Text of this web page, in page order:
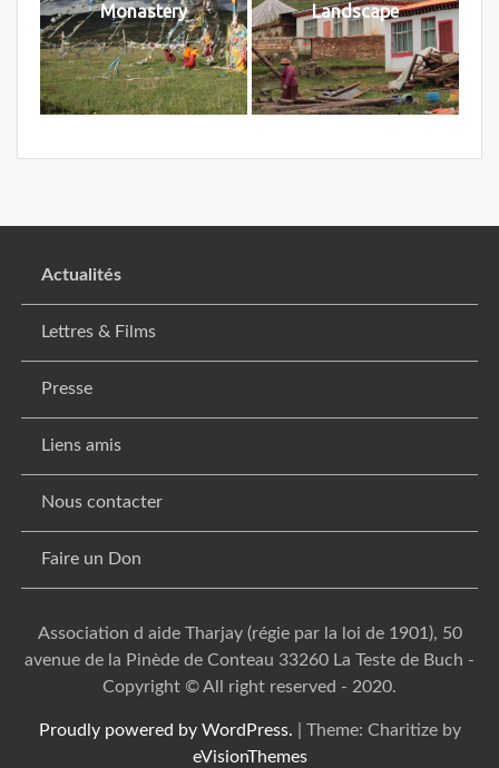
Monastery Landscape
Actualités
Lettres & Films
Presse
Liens amis
Nous contacter
Faire un Don
Association d aide Tharjay (régie par la loi de 1901), 50
avenue de la Pinède de Conteau 33260 La Teste de Buch -
Copyright © All right reserved - 2020.
Proudly powered by WordPress.
Theme: Charitize by
eVisionThemes